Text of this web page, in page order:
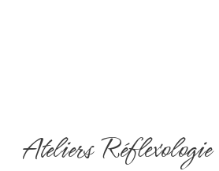
Ateliers Réflexologie